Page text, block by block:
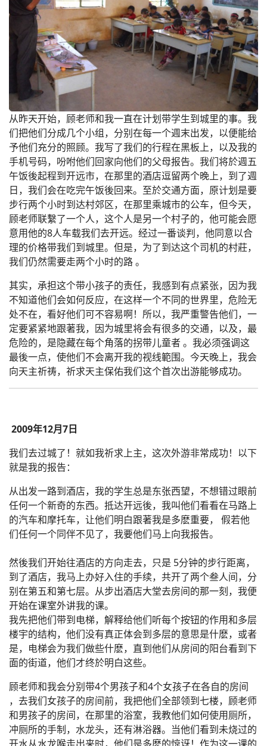
从昨天开始，顾老师和我一直在计划带学生到城里的事。我
们把他们分成几个小组，分别在每一个週末出发，以便能给
予他们充分的照顾。我写了我们的行程在黑板上，以及我的
手机号码，吩咐他们回家向他们的父母报告。我们将於週五
午饭後起程到开远市，在那里的酒店逗留两个晚上，到了週
日，我们会在吃完午饭後回来。至於交通方面，原计划是要
步行两个小时到达村郊区，在那里乘城市的公车，但今天，
顾老师联繫了一个人，这个人是另一个村子的，他可能会愿
意用他的8人车载我们去开远。经过一番谈判，他同意以合
理的价格带我们到城里。但是，为了到达这个司机的村莊，
我们仍然需要走两个小时的路 。
其实，承担这个带小孩子的责任，我感到有点紧张，因为我
不知道他们会如何反应，在这样一个不同的世界里，危险无
处不在，看好他们可不容易啊！所以，我严重警告他们，一
定要紧紧地跟著我，因为城里将会有很多的交通，以及，最
危险的，是隐藏在每个角落的拐带儿童者 。我必须强调这
最後一点，使他们不会离开我的视线範围。今天晚上，我会
向天主祈祷，祈求天主保佑我们这个首次出游能够成功。
2009年12月7日
我们去过城了！就如我祈求上主，这次外游非常成功！以下
就是我的报告：
从出发一路到酒店，我的学生总是东张西望，不想错过眼前
任何一个新奇的东西。抵达开远後，我叫他们看看在马路上
的汽车和摩托车，让他们明白跟著我是多麽重要， 假若他
们任何一个同伴不见了，我要他们马上向我报告。
然後我们开始往酒店的方向走去，只是 5分钟的步行距离，
到了酒店，我马上办好入住的手续，共开了两个叁人间，分
别在第五和第七层。从步出酒店大堂去房间的那一刻，我便
开始在课室外讲我的课。
我先把他们带到电梯，解释给他们听每个按钮的作用和多层
楼宇的结构，他们没有真正体会到多层的意思是什麽，或者
是，电梯会为我们做些什麽，直到他们从房间的阳台看到下
面的街道，他们才终於明白这些。
顾老师和我会分别带4个男孩子和4个女孩子在各自的房间
，去我们女孩子的房间前，我把他们全部领到七楼，顾老师
和男孩子的房间，在那里的浴室，我教他们如何使用厕所，
冲厕所的手制，水龙头，还有淋浴器。当他们看到未烧过的